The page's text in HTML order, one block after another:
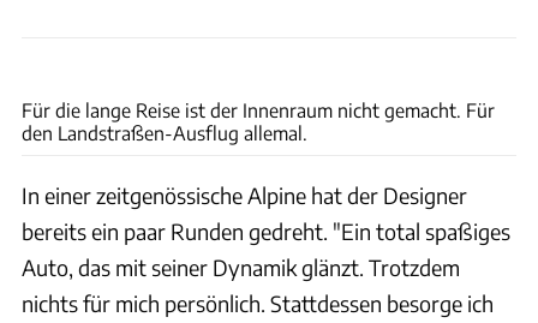
Für die lange Reise ist der Innenraum nicht gemacht. Für
den Landstraßen-Ausflug allemal.
In einer zeitgenössische Alpine hat der Designer
bereits ein paar Runden gedreht. "Ein total spaßiges
Auto, das mit seiner Dynamik glänzt. Trotzdem
nichts für mich persönlich. Stattdessen besorge ich